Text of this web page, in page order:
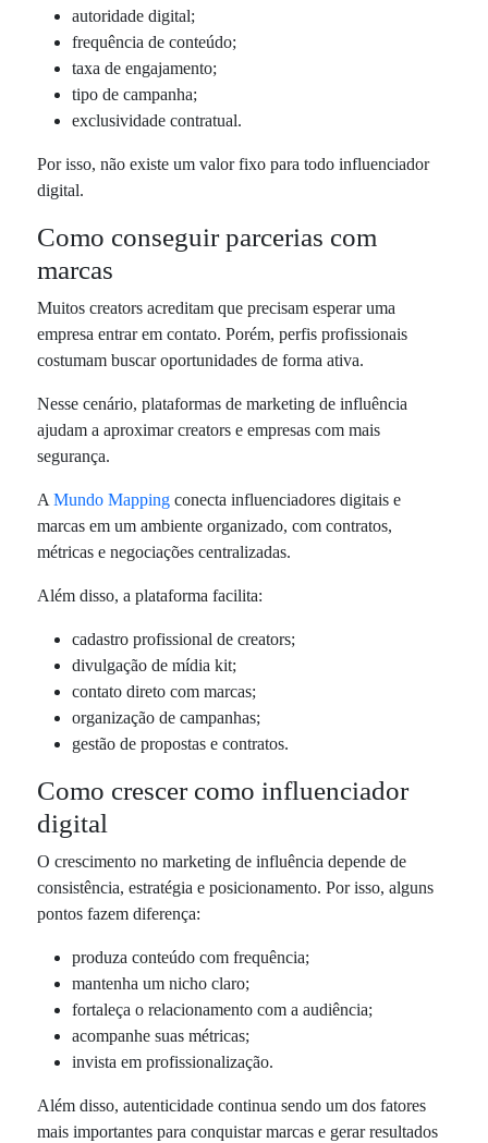
autoridade digital;
frequência de conteúdo;
taxa de engajamento;
tipo de campanha;
exclusividade contratual.
Por isso, não existe um valor fixo para todo influenciador
digital.
Como conseguir parcerias com
marcas
Muitos creators acreditam que precisam esperar uma
empresa entrar em contato. Porém, perfis profissionais
costumam buscar oportunidades de forma ativa.
Nesse cenário, plataformas de marketing de influência
ajudam a aproximar creators e empresas com mais
segurança.
AMundo Mapping conecta influenciadores digitais e
marcas em um ambiente organizado, com contratos,
métricas e negociações centralizadas.
Além disso, a plataforma facilita:
cadastro profissional de creators;
divulgação de mídia kit;
contato direto com marcas;
organização de campanhas;
gestão de propostas e contratos.
Como crescer como influenciador
digital
O crescimento no marketing de influência depende de
consistência, estratégia e posicionamento. Por isso, alguns
pontos fazem diferença:
produza conteúdo com frequência;
mantenha um nicho claro;
fortaleça o relacionamento com a audiência;
acompanhe suas métricas;
invista em profissionalização.
Além disso, autenticidade continua sendo um dos fatores
mais importantes para conquistar marcas e gerar resultados